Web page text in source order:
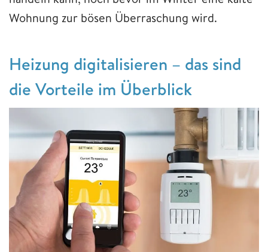
Wohnung zur bösen Überraschung wird.
Heizung digitalisieren – das sind
die Vorteile im Überblick